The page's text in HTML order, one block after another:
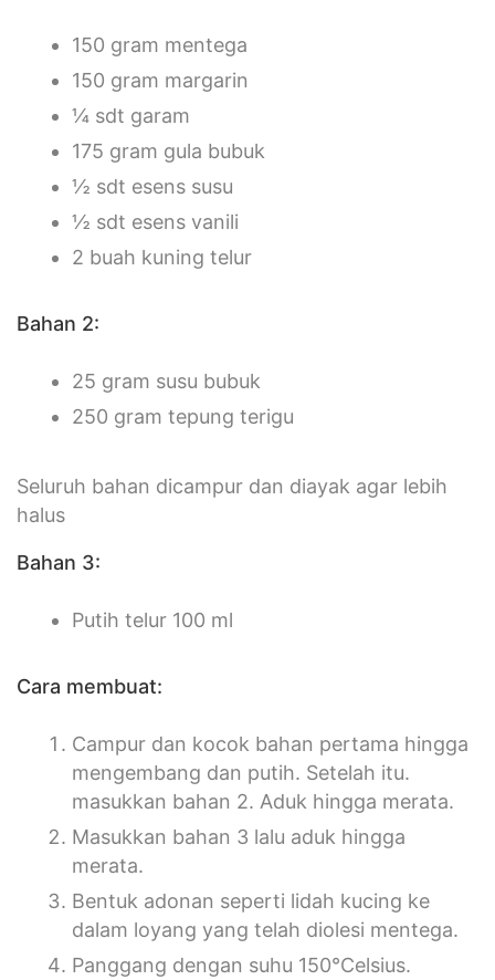
150 gram mentega
150 gram margarin
¼ sdt garam
175 gram gula bubuk
½ sdt esens susu
½ sdt esens vanili
2 buah kuning telur
Bahan 2:
25 gram susu bubuk
250 gram tepung terigu
Seluruh bahan dicampur dan diayak agar lebih
halus
Bahan 3:
Putih telur 100 ml
Cara membuat:
Campur dan kocok bahan pertama hingga
mengembang dan putih. Setelah itu.
masukkan bahan 2. Aduk hingga merata.
Masukkan bahan 3 lalu aduk hingga
merata.
Bentuk adonan seperti lidah kucing ke
dalam loyang yang telah diolesi mentega.
Panggang dengan suhu 150°Celsius.